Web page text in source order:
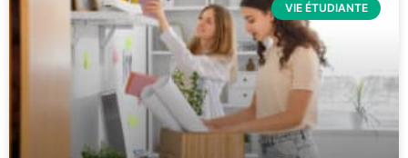
VIE ÉTUDIANTE